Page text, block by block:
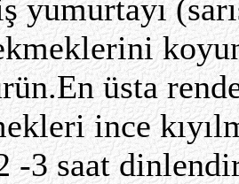
yumurtayı
üsta
ince
-3 saat